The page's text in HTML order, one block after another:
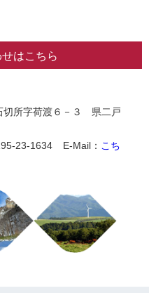
はこちら
切所字荷渡６－３ 県二戸
23-1634 E-Mail： こち